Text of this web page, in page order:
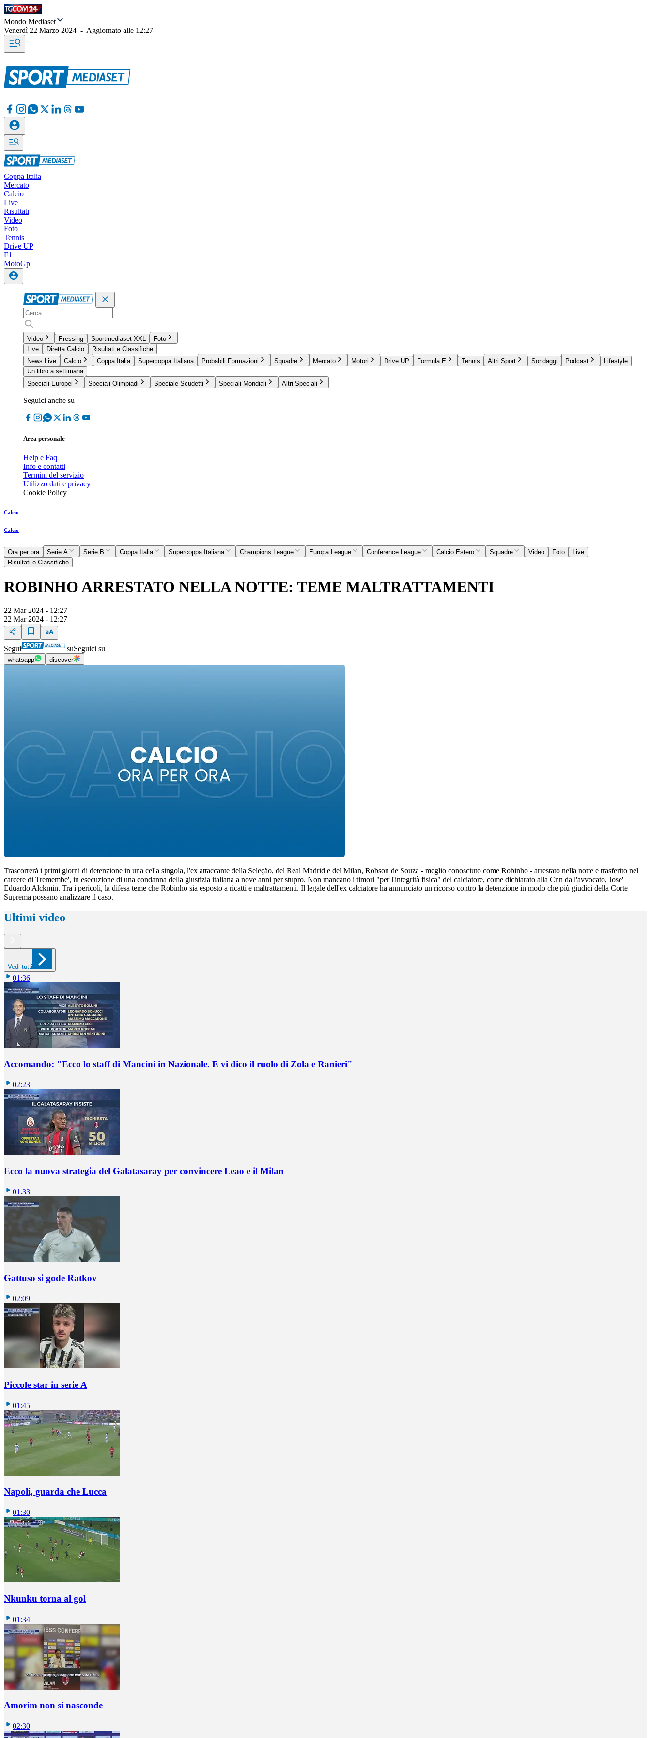
Mondo Mediaset
Venerdì 22 Marzo 2024 - Aggiornato alle 12:27
Coppa Italia
Mercato
Calcio
Live
Risultati
Video
Foto
Tennis
Drive UP
F1
MotoGp
Video Pressing Sportmediaset XXL
Foto
Live
Diretta Calcio
Risultati e Classifiche
News Live
Calcio Coppa Italia Supercoppa Italiana Probabili Formazioni Squadre Mercato Motori Drive UP Formula E Tennis Altri Sport Sondaggi Podcast
Lifestyle
Un libro a settimana
Speciali Europei
Speciali Olimpiadi Speciale Scudetti Speciali Mondiali Altri Speciali
Seguici anche su
Area personale
Help e Faq
Info e contatti
Termini del servizio
Utilizzo dati e privacy
Cookie Policy
Calcio
Calcio
Ora per ora Serie A Serie B Coppa Italia Supercoppa Italiana Champions League Europa League Conference League Calcio Estero Squadre Video Foto
Live
Risultati e Classifiche
ROBINHO ARRESTATO NELLA NOTTE: TEME MALTRATTAMENTI
22 Mar 2024 - 12:27
22 Mar 2024 - 12:27
Segui suSeguici su
whatsapp discover
Trascorrerà i primi giorni di detenzione in una cella singola, l'ex attaccante della Seleção, del Real Madrid e del Milan, Robson de Souza - meglio conosciuto come Robinho - arrestato nella notte e trasferito nel
carcere di Tremembe', in esecuzione di una condanna della giustizia italiana a nove anni per stupro. Non mancano i timori "per l'integrità fisica" del calciatore, come dichiarato alla Cnn dall'avvocato, Jose'
Eduardo Alckmin. Tra i pericoli, la difesa teme che Robinho sia esposto a ricatti e maltrattamenti. Il legale dell'ex calciatore ha annunciato un ricorso contro la detenzione in modo che più giudici della Corte
Suprema possano analizzare il caso.
Ultimi video
Vedi tutti
01:36
Accomando: "Ecco lo staff di Mancini in Nazionale. E vi dico il ruolo di Zola e Ranieri"
02:23
Ecco la nuova strategia del Galatasaray per convincere Leao e il Milan
01:33
Gattuso si gode Ratkov
02:09
Piccole star in serie A
01:45
Napoli, guarda che Lucca
01:30
Nkunku torna al gol
01:34
Amorim non si nasconde
02:30